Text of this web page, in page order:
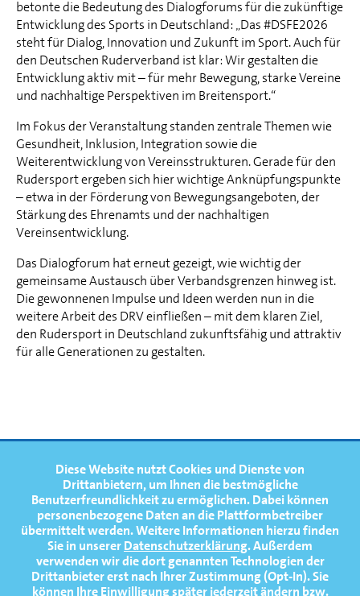
Diese Website nutzt Cookies und Dienste von
Drittanbietern, um Ihnen die bestmögliche
Benutzerfreundlichkeit zu ermöglichen.Dabei können
personenbezogene Daten an die Plattformbetreiber
übermittelt werden. Weitere Informationen hierzu finden
Sie in unsererDatenschutzerklärung. Außerdem
verwenden wir die dort genannten Technologien der
Drittanbieter erst nach Ihrer Zustimmung (Opt-In). Sie
können Ihre Einwilligung später jederzeit ändern bzw.
betonte die Bedeutung des Dialogforums für die zukünftige
Entwicklung des Sports in Deutschland: „Das #DSFE2026
steht für Dialog, Innovation und Zukunft im Sport. Auch für
den Deutschen Ruderverband ist klar: Wir gestalten die
Entwicklung aktiv mit – für mehr Bewegung, starke Vereine
und nachhaltige Perspektiven im Breitensport.“
Im Fokus der Veranstaltung standen zentrale Themen wie
Gesundheit, Inklusion, Integration sowie die
Weiterentwicklung von Vereinsstrukturen. Gerade für den
Rudersport ergeben sich hier wichtige Anknüpfungspunkte
– etwa in der Förderung von Bewegungsangeboten, der
Stärkung des Ehrenamts und der nachhaltigen
Vereinsentwicklung.
Das Dialogforum hat erneut gezeigt, wie wichtig der
gemeinsame Austausch über Verbandsgrenzen hinweg ist.
Die gewonnenen Impulse und Ideen werden nun in die
weitere Arbeit des DRV einfließen – mit dem klaren Ziel,
den Rudersport in Deutschland zukunftsfähig und attraktiv
für alle Generationen zu gestalten.
FOOTERNAVIGATION
NEWS
TERMINE
MEDIATHEK
PRESSE
FAQ